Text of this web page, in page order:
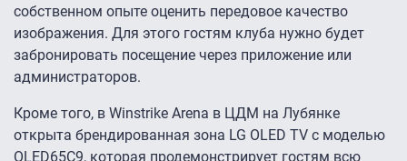
собственном опыте оценить передовое качество
изображения. Для этого гостям клуба нужно будет
забронировать посещение через приложение или
администраторов.
Кроме того, в Winstrike Arena в ЦДМ на Лубянке
открыта брендированная зона LG OLED TV с моделью
OLED65C9, которая продемонстрирует гостям всю